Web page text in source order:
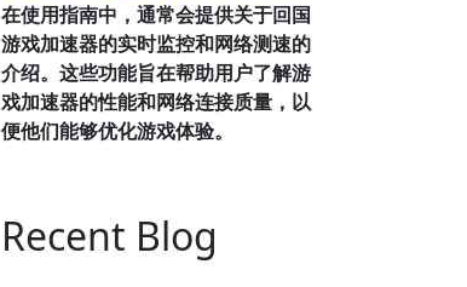
在使用指南中，通常会提供关于回国
游戏加速器的实时监控和网络测速的
介绍。这些功能旨在帮助用户了解游
戏加速器的性能和网络连接质量，以
便他们能够优化游戏体验。
Recent Blog